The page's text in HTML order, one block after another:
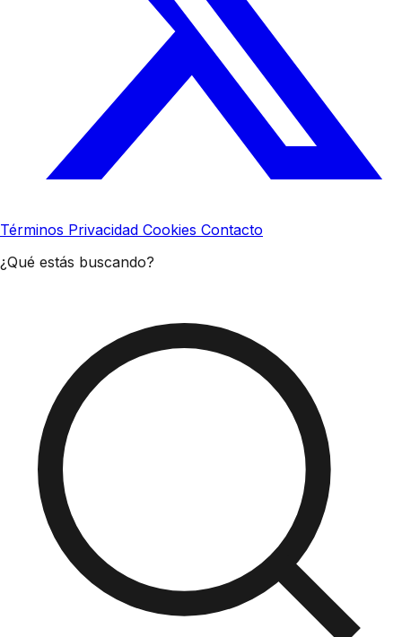
Términos Privacidad Cookies Contacto
¿Qué estás buscando?